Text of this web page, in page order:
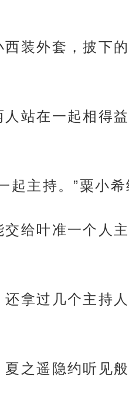
装外套，披下
站在一起相得
主持。”粟小希
给叶准一个人
拿过几个主持
之遥隐约听见般